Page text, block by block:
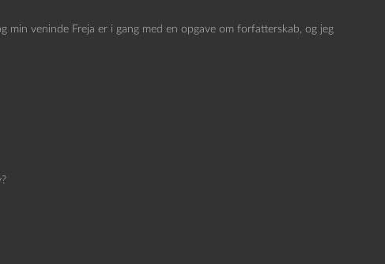
min veninde Freja er i gang med en opgave om forfatterskab, og jeg